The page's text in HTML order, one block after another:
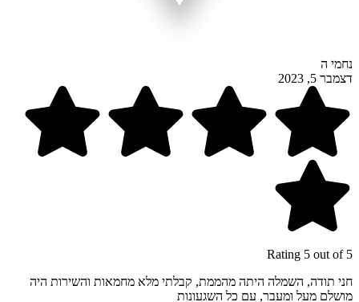
נחמי ה
דצמבר 5, 2023
Rating 5 out of 5
חני תודה, השמלה היתה מהממת, קבלתי מלא מחמאות והשירות היה
מושלם מעל ומעבר, עם כל השגעונות